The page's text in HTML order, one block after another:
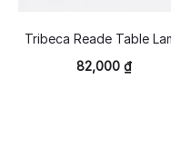
Tribeca Reade Table
82,000 ₫